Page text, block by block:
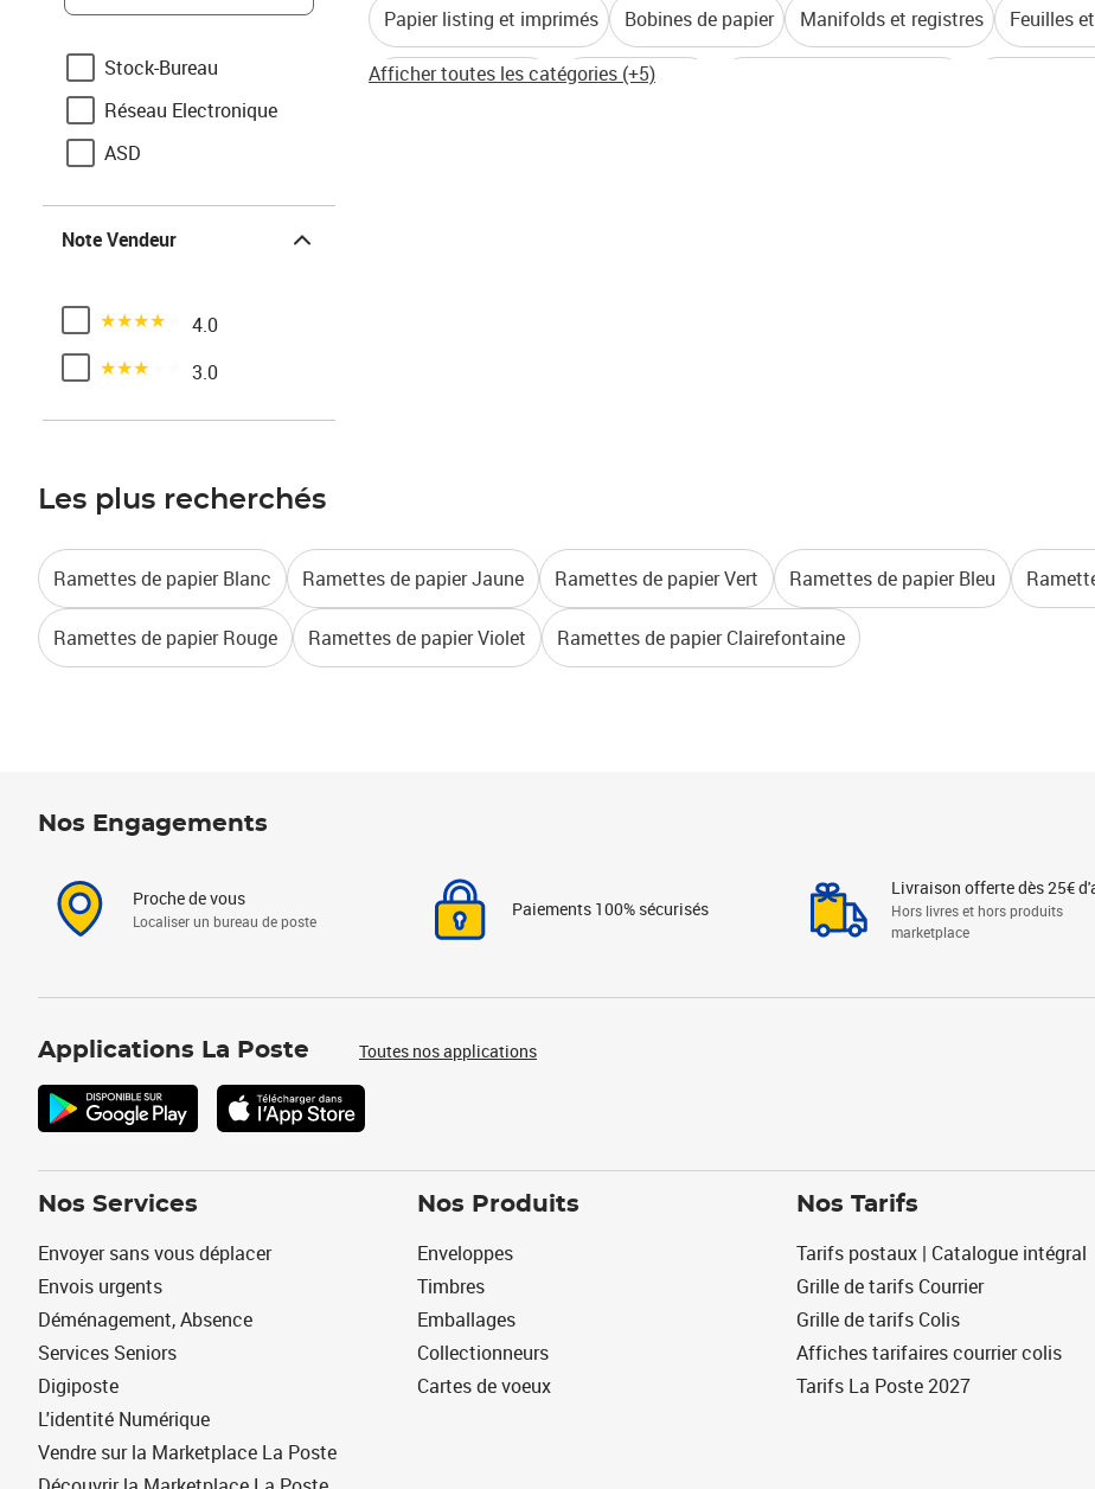
Stock-Bureau
Réseau Electronique
ASD
Note Vendeur
Noté 4 sur 54.0
Noté 3 sur 53.0
Papier listing et imprimés Bobines de papier Manifolds et registres Feuilles
Papiers millimétrés Papiers calques
Afficher toutes les catégories (+5)
Les plus recherchés
Ramettes de papier Blanc Ramettes de papier Jaune Ramettes de papier Vert Ramettes de papier Bleu
Ramettes de papier Rouge Ramettes de papier Violet Ramettes de papier Clairefontaine
Nos Engagements
Proche de vous
Localiser un bureau de poste
Paiements 100% sécurisés
Livraison offerte dès 25€
Hors livres et hors produits
marketplace
Applications La Poste Toutes nos applications
Nos Services
Envoyer sans vous déplacer
Envois urgents
Déménagement, Absence
Services Seniors
Digiposte
L'identité Numérique
Vendre sur la Marketplace La Poste
Nos Produits
Enveloppes
Timbres
Emballages
Collectionneurs
Cartes de voeux
Nos Tarifs
Tarifs postaux | Catalogue intégral
Grille de tarifs Courrier
Grille de tarifs Colis
Affiches tarifaires courrier colis
Tarifs La Poste 2027